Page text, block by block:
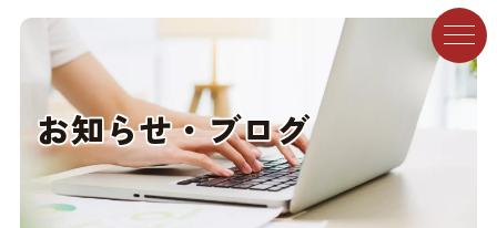
お知らせ・ブログ